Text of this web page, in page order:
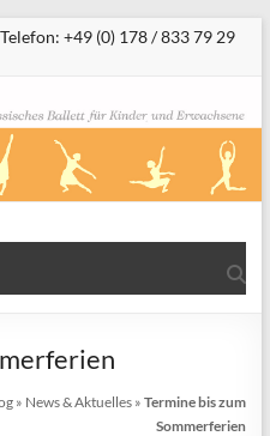
+49 (0) 178 / 833 79 29
» News & Aktuelles »Termine bis zum
Sommerferien